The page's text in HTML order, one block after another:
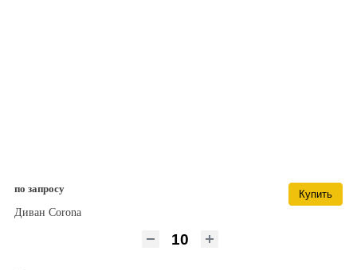
по запросу
Купить
Диван Corona